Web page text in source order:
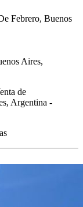
Febrero, Buenos
Aires,
de
Argentina -